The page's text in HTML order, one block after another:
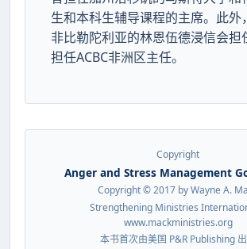
生和本科生辅导课程的主席。此外
非比勒陀利亚的林恩伍德浸信会担
担任ACBC非洲区主任。
Copyright
Anger and Stress Management
Copyright © 2017 by Wayne A.
Strengthening Ministries
www.mackministries.org
本书首次由美国 P&R Publishing